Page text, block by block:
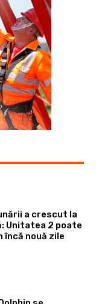
a crescut la
Unitatea 2 poate
încă nouă zile